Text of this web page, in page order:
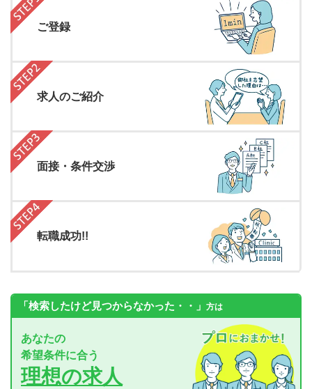
ご登録
求人のご紹介
面接・条件交渉
転職成功!!
「検索したけど見つからなかった・・」 方は
あなたの
希望条件に合う
理想の求人